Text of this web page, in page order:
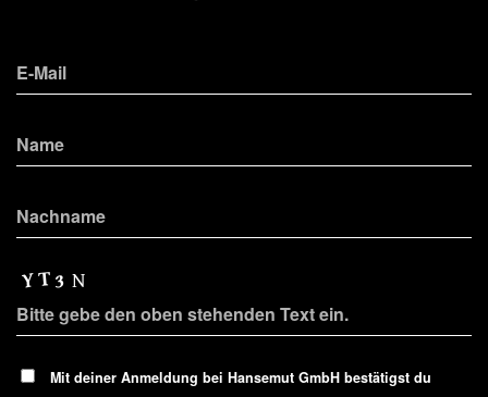
Mit deiner Anmeldung bei Hansemut GmbH bestätigst du